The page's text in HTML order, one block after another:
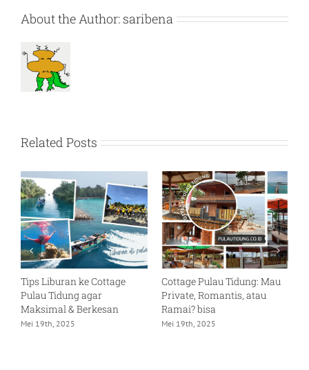
About the Author: saribena
Related Posts
Hotel Pulau Tidung untuk
Liburan Keluarga di Akhir
Pekan
April 21st, 2025
Itinerary Pulau Tidung 3
Hari: Untuk Trip Bareng
Siapa Saja
Juni 22nd, 2025